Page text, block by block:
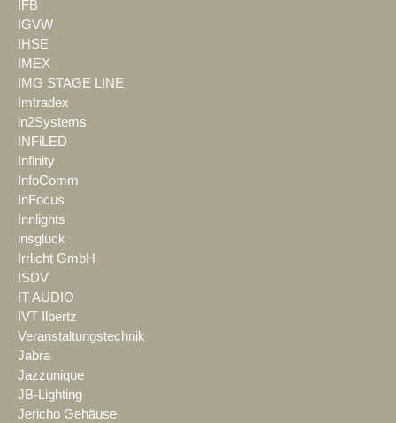
IFB
IGVW
IHSE
IMEX
IMG STAGE LINE
Imtradex
in2Systems
INFiLED
Infinity
InfoComm
InFocus
Innlights
insglück
Irrlicht GmbH
ISDV
IT AUDIO
IVT Ilbertz
Veranstaltungstechnik
Jabra
Jazzunique
JB-Lighting
Jericho Gehäuse